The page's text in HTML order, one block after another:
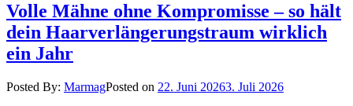
Volle Mähne ohne Kompromisse – so hält
dein Haarverlängerungstraum wirklich
ein Jahr
Posted By: MarmagPosted on 22. Juni 20263. Juli 2026